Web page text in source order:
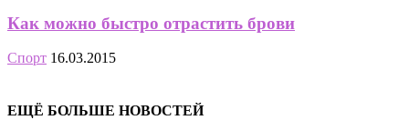
Как можно быстро отрастить брови
Спорт 16.03.2015
ЕЩЁ БОЛЬШЕ НОВОСТЕЙ